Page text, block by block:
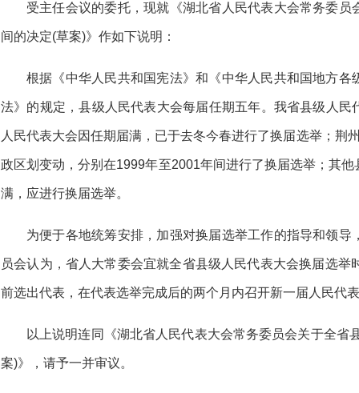
受主任会议的委托，现就《湖北省人民代表大会常务委
间的决定(草案)》作如下说明：
根据《中华人民共和国宪法》和《中华人民共和国地方
法》的规定，县级人民代表大会每届任期五年。我省县级人
人民代表大会因任期届满，已于去冬今春进行了换届选举；荆
政区划变动，分别在1999年至2001年间进行了换届选举；其
满，应进行换届选举。
为便于各地统筹安排，加强对换届选举工作的指导和领
员会认为，省人大常委会宜就全省县级人民代表大会换届选
前选出代表，在代表选举完成后的两个月内召开新一届人民代
以上说明连同《湖北省人民代表大会常务委员会关于全省
案)》，请予一并审议。